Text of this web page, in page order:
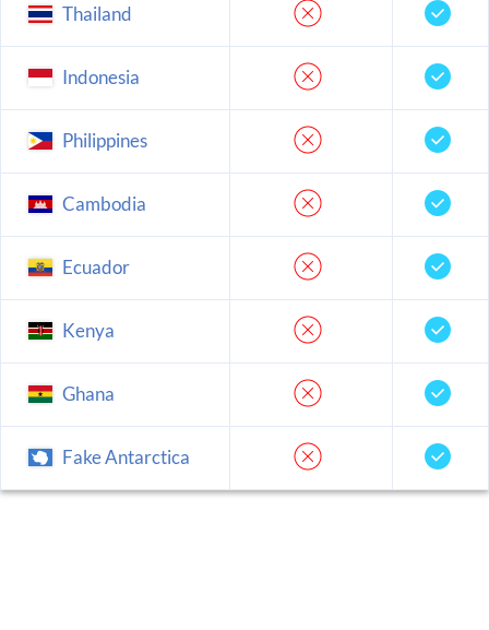
Thailand
Indonesia
Philippines
Cambodia
Ecuador
Kenya
Ghana
Fake Antarctica